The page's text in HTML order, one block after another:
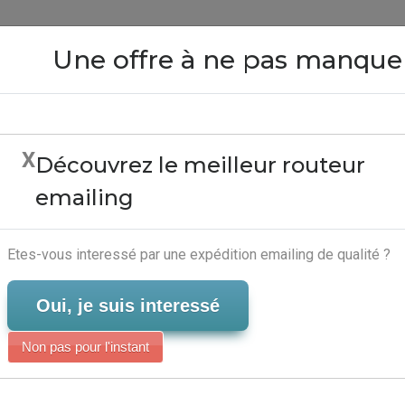
En E-
Marketing Automation
Serveur-Emailing
Close
Une offre à ne pas
XDécouvrez le meilleur routeur
emailing
Etes-vous interessé par une expédition emailing de qualité ?
Oui, je suis interessé
Non pas pour l'instant